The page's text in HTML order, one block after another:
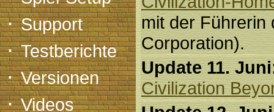
·Support
·Testberichte
·Versionen
·Videos
mit der Führerin
Corporation).
Update 11.
Civilization